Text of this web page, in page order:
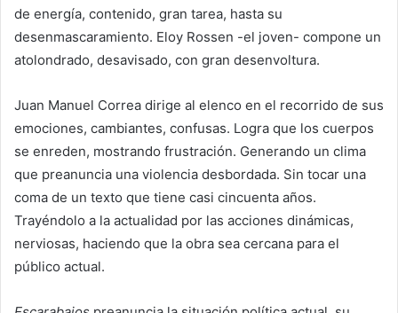
de energía, contenido, gran tarea, hasta su
desenmascaramiento. Eloy Rossen -el joven- compone un
atolondrado, desavisado, con gran desenvoltura.
Juan Manuel Correa dirige al elenco en el recorrido de sus
emociones, cambiantes, confusas. Logra que los cuerpos
se enreden, mostrando frustración. Generando un clima
que preanuncia una violencia desbordada. Sin tocar una
coma de un texto que tiene casi cincuenta años.
Trayéndolo a la actualidad por las acciones dinámicas,
nerviosas, haciendo que la obra sea cercana para el
público actual.